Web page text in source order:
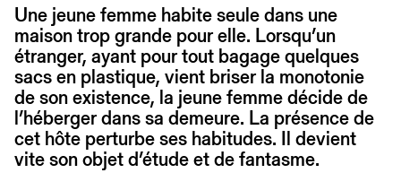
Une jeune femme habite seule dans une
maison trop grande pour elle. Lorsqu’un
étranger, ayant pour tout bagage quelques
sacs en plastique, vient briser la monotonie
de son existence, la jeune femme décide de
l’héberger dans sa demeure. La présence de
cet hôte perturbe ses habitudes. Il devient
vite son objet d’étude et de fantasme.